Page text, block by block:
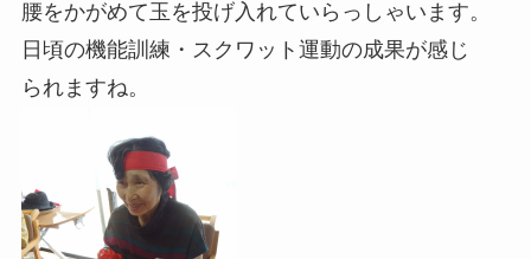
腰をかがめて玉を投げ入れていらっしゃいます。
日頃の機能訓練・スクワット運動の成果が感じ
られますね。